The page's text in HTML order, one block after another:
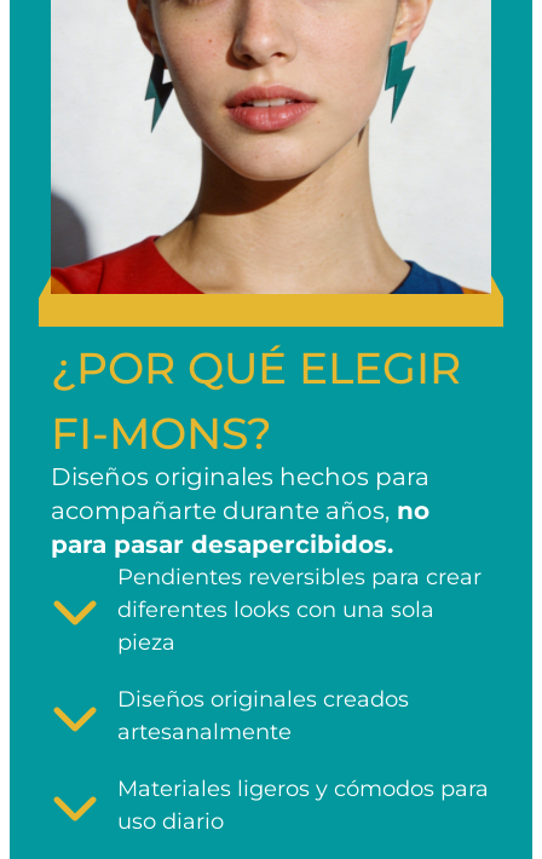
¿POR QUÉ ELEGIR
FI-MONS?
Diseños originales hechos para
acompañarte durante años, no
para pasar desapercibidos.
Pendientes reversibles para crear
diferentes looks con una sola
pieza
Diseños originales creados
artesanalmente
Materiales ligeros y cómodos para
uso diario